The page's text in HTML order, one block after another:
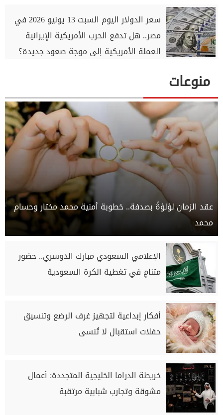
سعر الدولار اليوم السبت 13 يونيو 2026 في
مصر.. هل تدفع الحرب الأمريكية الإيرانية
العملة الأمريكية إلى موجة صعود جديدة؟
منوعات
عقد الزمان لؤلؤةً بصدفة.. خطوبة أمنية محمد مختار وحسام
محمد
الإعلامي السعودي مبارك الدوسري.. حضور
متنامٍ في تغطية الكرة السعودية
أفكار إبداعية لتجهيز غرف الرضع وتنسيق
حفلات استقبال لا تُنسى
خريطة الدراما الخليجية المتجددة: أعمال
مشوقة وتجارب شبابية مرتقبة